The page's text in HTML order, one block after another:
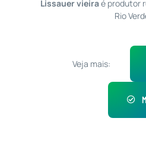
Lissauer vieiraé produtor
Rio
Veja mais: